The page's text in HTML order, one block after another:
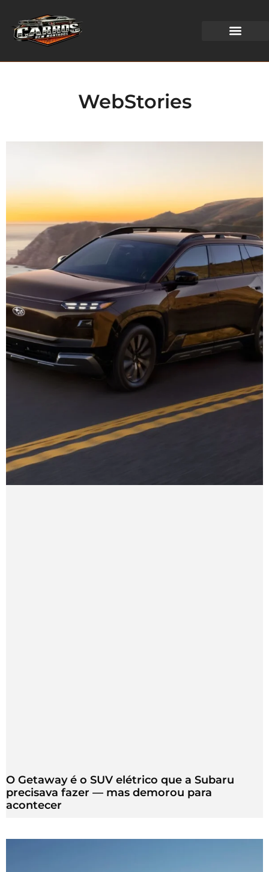
WebStories
O Getaway é o SUV elétrico que a Subaru
precisava fazer — mas demorou para
acontecer